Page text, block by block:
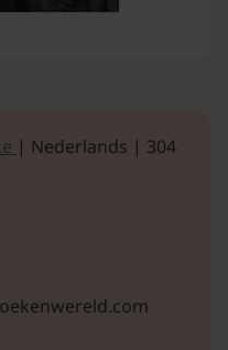
| Nederlands | 304